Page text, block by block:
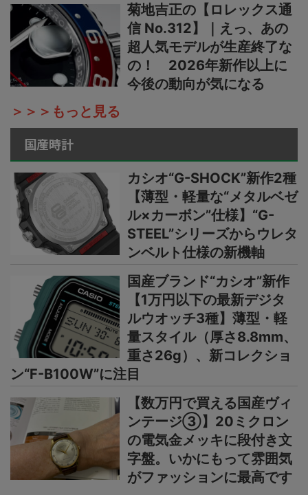
菊地吉正の【ロレックス通
信 No.312】｜えっ、あの
超人気モデルが生産終了な
の！ 2026年新作以上に
今後の動向が気になる
＞＞＞もっと見る
国産時計
カシオ“G-SHOCK”新作2種
【薄型・軽量な“メタルベゼ
ル×カーボン”仕様】“G-
STEEL”シリーズからウレタ
ンベルト仕様の新機軸
国産ブランド“カシオ”新作
【1万円以下の最新デジタ
ルウオッチ3種】薄型・軽
量スタイル（厚さ8.8mm、
重さ26g）、新コレクショ
ン“F-B100W”に注目
【数万円で買える国産ヴィ
ンテージ③】20ミクロン
の電気金メッキに段付き文
字盤。いかにもって雰囲気
がファッションに最高です